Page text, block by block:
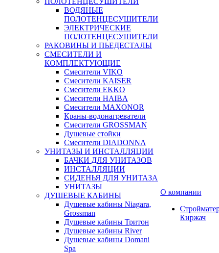
ВОДЯНЫЕ
ПОЛОТЕНЦЕСУШИТЕЛИ
ЭЛЕКТРИЧЕСКИЕ
ПОЛОТЕНЦЕСУШИТЕЛИ
РАКОВИНЫ И ПЬЕДЕСТАЛЫ
СМЕСИТЕЛИ И
КОМПЛЕКТУЮЩИЕ
Смесители VIKO
Смесители KAISER
Смесители EKKO
Смесители HAIBA
Смесители MAXONOR
Краны-водонагреватели
Смесители GROSSMAN
Душевые стойки
Смесители DIADONNA
УНИТАЗЫ И ИНСТАЛЛЯЦИИ
БАЧКИ ДЛЯ УНИТАЗОВ
ИНСТАЛЛЯЦИИ
СИДЕНЬЯ ДЛЯ УНИТАЗА
УНИТАЗЫ
ДУШЕВЫЕ КАБИНЫ
Душевые кабины Niagara,
Grossman
Душевые кабины Тритон
Душевые кабины River
Душевые кабины Domani
Spa
О компании
Киржач